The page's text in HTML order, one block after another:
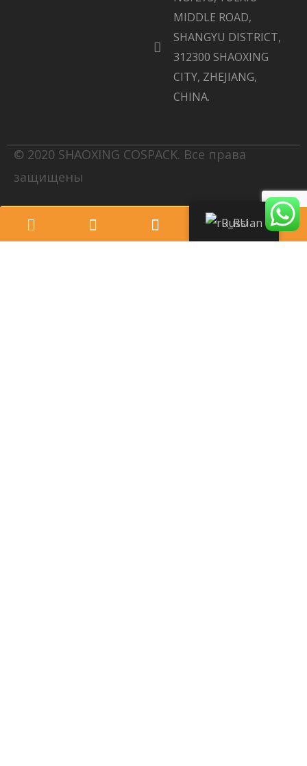
MIDDLE ROAD,
SHANGYU DISTRICT,
312300 SHAOXING
CITY, ZHEJIANG,
CHINA.
© 2020 SHAOXING COSPACK. Все права
защищены
Russian